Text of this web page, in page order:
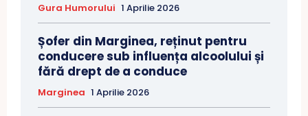
Gura Humorului 1 Aprilie 2026
Șofer din Marginea, reținut pentru
conducere sub influența alcoolului și
fără drept de a conduce
Marginea 1 Aprilie 2026